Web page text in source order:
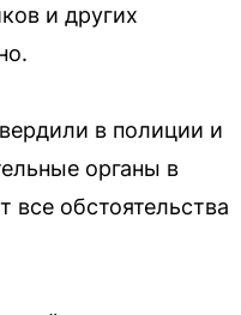
и других
в полиции и
органы в
обстоятельства